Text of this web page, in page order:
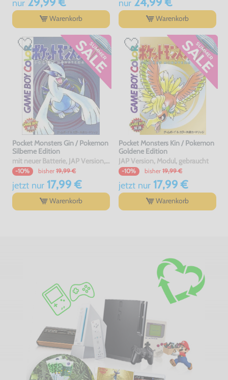
nur
Warenkorb
nur
Warenkorb
Pocket Monsters Gin / Pokemon
Silberne Edition
mit neuer Batterie, JAP Version, Modul, gebraucht
-10% bisher 19,99 €
jetzt nur17,99 €
Warenkorb
Pocket Monsters Kin / Pokemon
Goldene Edition
JAP Version, Modul, gebraucht
-10% bisher 19,99 €
jetzt nur17,99 €
Warenkorb